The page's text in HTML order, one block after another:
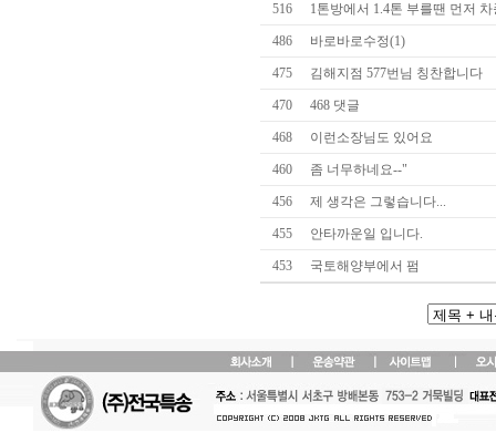
516 1톤방에서 1.4톤 부를땐 먼저
486 바로바로수정(1)
475 김해지점 577번님 칭찬합니다
470 468 댓글
468 이런소장님도 있어요
460 좀 너무하네요--"
456 제 생각은 그렇습니다...
455 안타까운일 입니다.
453 국토해양부에서 펌